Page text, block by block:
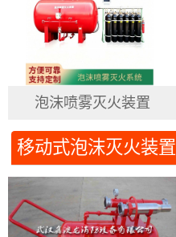
泡沫喷雾灭火装置
移动式泡沫灭火装置